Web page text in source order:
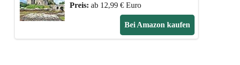
Preis: ab 12,99 € Euro
Bei Amazon kaufen